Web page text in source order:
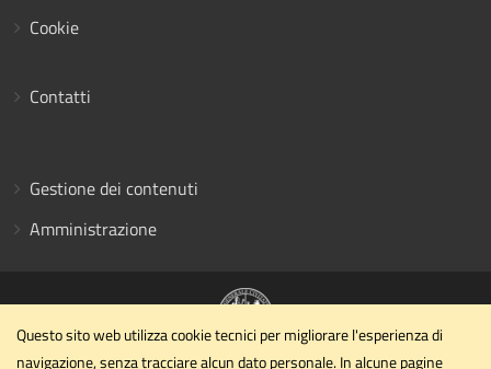
Cookie
Contatti
Gestione dei contenuti
Amministrazione
Questo sito web utilizza cookie tecnici per migliorare l'esperienza di
navigazione, senza tracciare alcun dato personale. In alcune pagine